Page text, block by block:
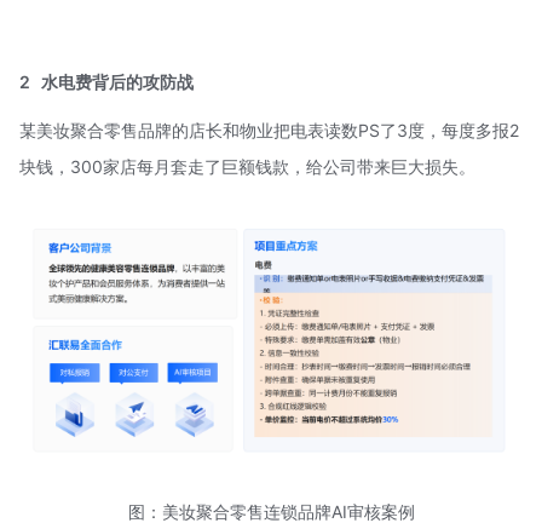
2 水电费背后的攻防战
某美妆聚合零售品牌的店长和物业把电表读数PS了3度，每度多报2
块钱，300家店每月套走了巨额钱款，给公司带来巨大损失。
图：美妆聚合零售连锁品牌AI审核案例